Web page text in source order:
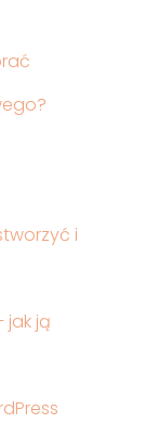
i
jak ją